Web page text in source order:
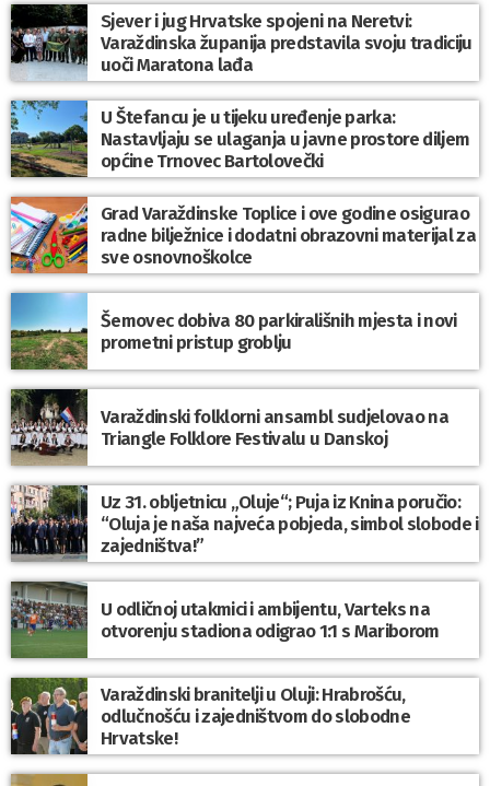
Sjever i jug Hrvatske spojeni na Neretvi:
Varaždinska županija predstavila svoju tradiciju
uoči Maratona lađa
U Štefancu je u tijeku uređenje parka:
Nastavljaju se ulaganja u javne prostore diljem
općine Trnovec Bartolovečki
Grad Varaždinske Toplice i ove godine osigurao
radne bilježnice i dodatni obrazovni materijal za
sve osnovnoškolce
Šemovec dobiva 80 parkirališnih mjesta i novi
prometni pristup groblju
Varaždinski folklorni ansambl sudjelovao na
Triangle Folklore Festivalu u Danskoj
Uz 31. obljetnicu „Oluje“; Puja iz Knina poručio:
“Oluja je naša najveća pobjeda, simbol slobode i
zajedništva!”
U odličnoj utakmici i ambijentu, Varteks na
otvorenju stadiona odigrao 1:1 s Mariborom
Varaždinski branitelji u Oluji: Hrabrošću,
odlučnošću i zajedništvom do slobodne
Hrvatske!